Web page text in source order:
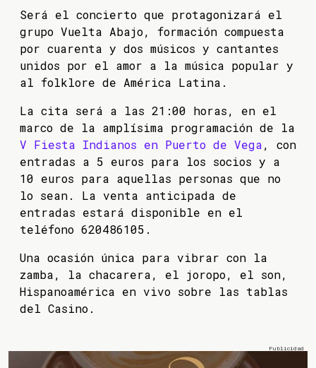
Será el concierto que protagonizará el
grupo Vuelta Abajo, formación compuesta
por cuarenta y dos músicos y cantantes
unidos por el amor a la música popular y
al folklore de América Latina.
La cita será a las 21:00 horas, en el
marco de la amplísima programación de la
V Fiesta Indianos en Puerto de Vega, con
entradas a 5 euros para los socios y a
10 euros para aquellas personas que no
lo sean. La venta anticipada de
entradas estará disponible en el
teléfono 620486105.
Una ocasión única para vibrar con la
zamba, la chacarera, el joropo, el son,
Hispanoamérica en vivo sobre las tablas
del Casino.